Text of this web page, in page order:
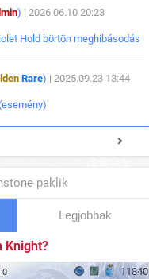
) | 2026.06.10 20:23
Hold börtön meghibásodás
Rare) | 2025.09.23 13:44
paklik
Legjobbak
Knight?
11840
0